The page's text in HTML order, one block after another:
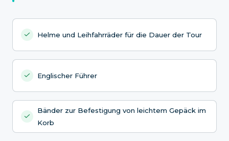
Helme und Leihfahrräder für die Dauer der Tour
Englischer Führer
Bänder zur Befestigung von leichtem Gepäck im
Korb